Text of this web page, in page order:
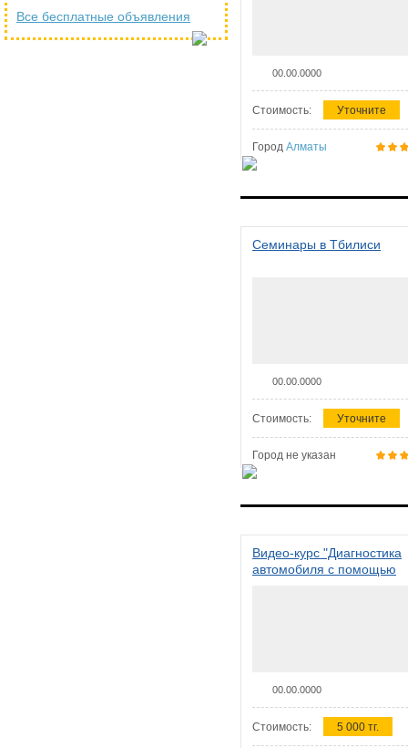
Все бесплатные объявления
00.00.0000
Стоимость: Уточните
Город Алматы
Семинары в Тбилиси
00.00.0000
Стоимость: Уточните
Город не указан
Видео-курс "Диагностика
автомобиля с помощью
00.00.0000
Стоимость: 5 000 тг.